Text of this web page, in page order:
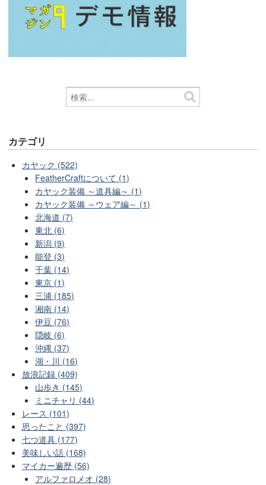
カテゴリ
カヤック (522)
FeatherCraftについて (1)
カヤック装備 ～道具編～ (1)
カヤック装備 ～ウェア編～ (1)
北海道 (7)
東北 (6)
新潟 (9)
能登 (3)
千葉 (14)
東京 (1)
三浦 (185)
湘南 (14)
伊豆 (76)
隠岐 (6)
沖縄 (37)
湖・川 (16)
放浪記録 (409)
山歩き (145)
ミニチャリ (44)
レース (101)
思ったこと (397)
七つ道具 (177)
美味しい話 (168)
マイカー遍歴 (56)
アルファロメオ (28)